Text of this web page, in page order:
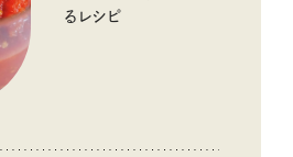
るレシピ